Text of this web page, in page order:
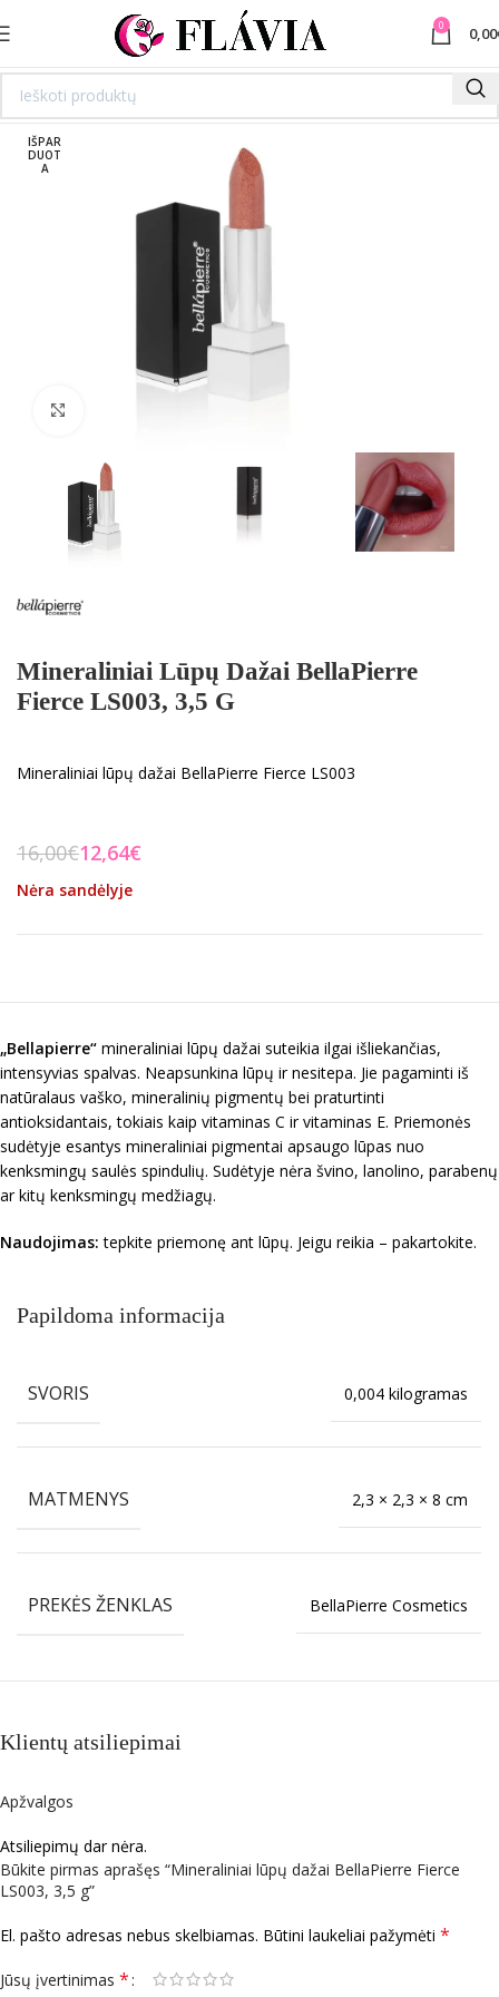
0 0,00
IŠPAR
DUOT
A
Mineraliniai Lūpų Dažai BellaPierre
Fierce LS003, 3,5 G
Mineraliniai lūpų dažai BellaPierre Fierce LS003
16,00€12,64€
Nėra sandėlyje
„Bellapierre“ mineraliniai lūpų dažai suteikia ilgai išliekančias,
intensyvias spalvas. Neapsunkina lūpų ir nesitepa. Jie pagaminti iš
natūralaus vaško, mineralinių pigmentų bei praturtinti
antioksidantais, tokiais kaip vitaminas C ir vitaminas E. Priemonės
sudėtyje esantys mineraliniai pigmentai apsaugo lūpas nuo
kenksmingų saulės spindulių. Sudėtyje nėra švino, lanolino, parabenų
ar kitų kenksmingų medžiagų.
Naudojimas: tepkite priemonę ant lūpų. Jeigu reikia – pakartokite.
Papildoma informacija
SVORIS 0,004 kilogramas
MATMENYS 2,3 × 2,3 × 8 cm
PREKĖS ŽENKLAS BellaPierre Cosmetics
Klientų atsiliepimai
Apžvalgos
Atsiliepimų dar nėra.
Būkite pirmas aprašęs “Mineraliniai lūpų dažai BellaPierre Fierce
LS003, 3,5 g”
El. pašto adresas nebus skelbiamas. Būtini laukeliai pažymėti *
Jūsų įvertinimas *